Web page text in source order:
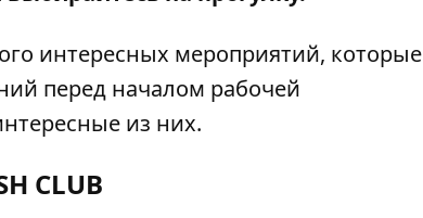
интересных мероприятий, которые
перед началом рабочей
из них.
CLUB